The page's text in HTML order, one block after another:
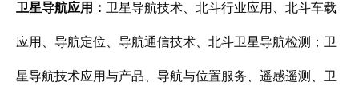
卫星导航应用： 卫星导航技术、北斗行业应用、北斗车载
应用、导航定位、导航通信技术、北斗卫星导航检测；卫
星导航技术应用与产品、导航与位置服务、遥感遥测、卫